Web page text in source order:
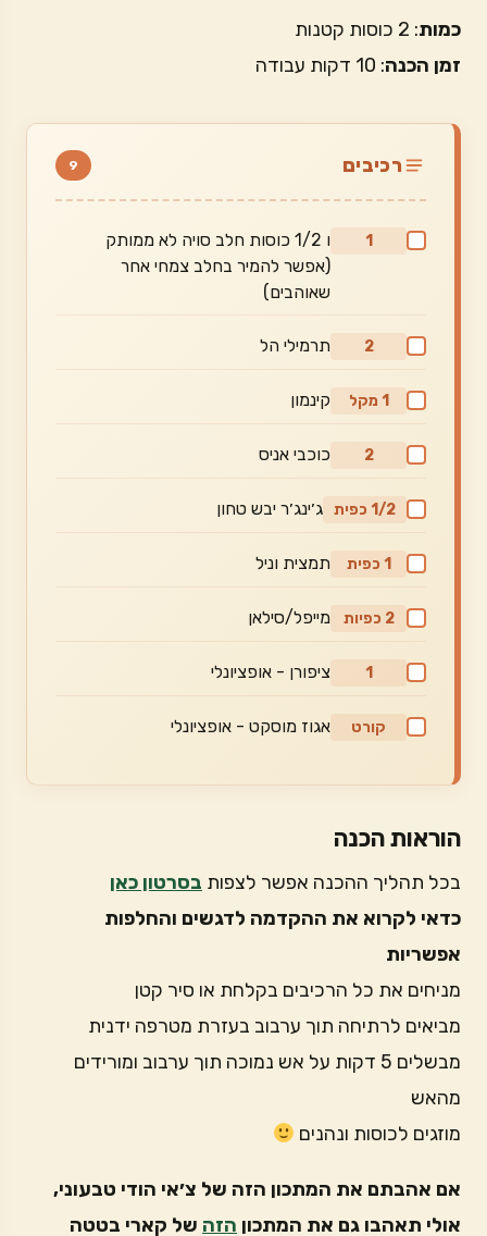
כמות: 2 כוסות קטנות
זמן הכנה: 10 דקות עבודה
רכיבים 9
1
ו 1/2 כוסות חלב סויה לא ממותק
(אפשר להמיר בחלב צמחי אחר
שאוהבים)
2 תרמילי הל
1 מקל קינמון
2 כוכבי אניס
1/2 כפית ג׳ינג׳ר יבש טחון
1 כפית תמצית וניל
2 כפיות מייפל/סילאן
1 ציפורן - אופציונלי
קורט אגוז מוסקט - אופציונלי
הוראות הכנה
בכל תהליך ההכנה אפשר לצפות בסרטון כאן
כדאי לקרוא את ההקדמה לדגשים והחלפות
אפשריות
מניחים את כל הרכיבים בקלחת או סיר קטן
מביאים לרתיחה תוך ערבוב בעזרת מטרפה ידנית
מבשלים 5 דקות על אש נמוכה תוך ערבוב ומורידים
מהאש
מוזגים לכוסות ונהנים
אם אהבתם את המתכון הזה של צ׳אי הודי טבעוני,
אולי תאהבו גם את המתכון הזה של קארי בטטה